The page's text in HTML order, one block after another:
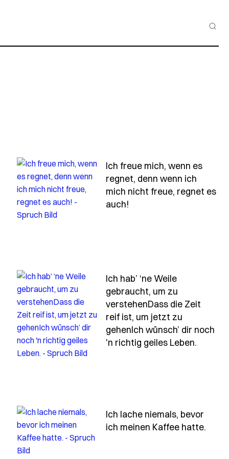
vorname-passt-gut-zu-deinem-nachnamen
Ich freue mich, wenn es
regnet, denn wenn ich
mich nicht freue, regnet es
auch!
dir-nicht-mein-herz-gegeben-damit-du-drauf-treten
Ich hab’ ‘ne Weile
gebraucht, um zu
verstehenDass die Zeit
reif ist, um jetzt zu
gehenIch wünsch’ dir noch
'n richtig geiles Leben.
vielleicht-nicht-das-schoenste-laecheln-und-die
Ich lache niemals, bevor
ich meinen Kaffee hatte.